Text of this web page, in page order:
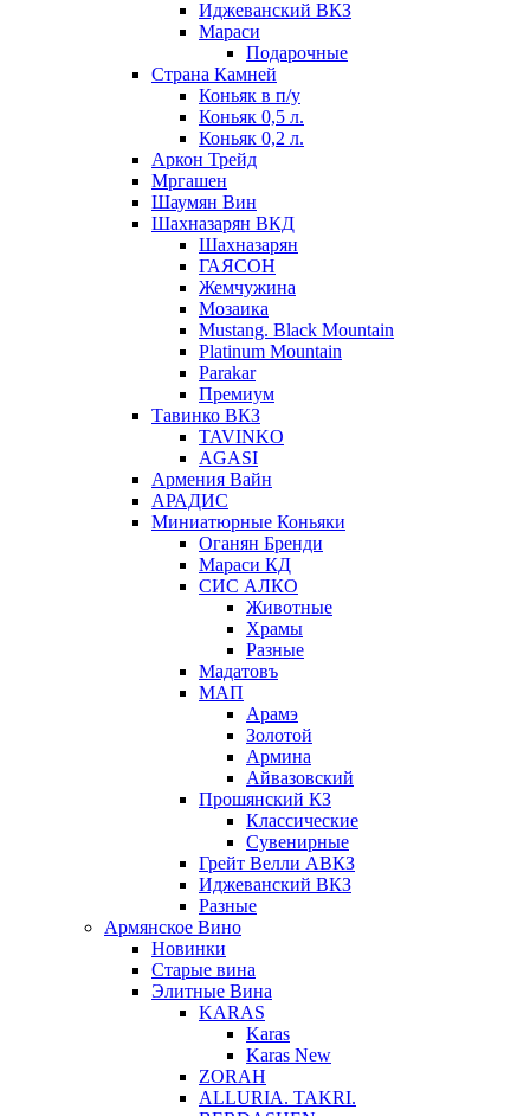
Иджеванский ВКЗ
Мараси
Подарочные
Страна Камней
Коньяк в п/у
Коньяк 0,5 л.
Коньяк 0,2 л.
Аркон Трейд
Мргашен
Шаумян Вин
Шахназарян ВКД
Шахназарян
ГАЯСОН
Жемчужина
Мозаика
Mustang. Black Mountain
Platinum Mountain
Parakar
Премиум
Тавинко ВКЗ
TAVINKO
AGASI
Армения Вайн
АРАДИС
Миниатюрные Коньяки
Оганян Бренди
Мараси КД
СИС АЛКО
Животные
Храмы
Разные
Мадатовъ
МАП
Арамэ
Золотой
Армина
Айвазовский
Прошянский КЗ
Классические
Сувенирные
Грейт Велли АВКЗ
Иджеванский ВКЗ
Разные
Армянское Вино
Новинки
Старые вина
Элитные Вина
KARAS
Karas
Karas New
ZORAH
ALLURIA. TAKRI.